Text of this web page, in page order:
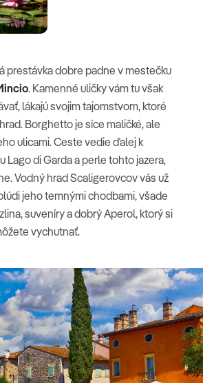
prestávka dobre padne v mestečku
. Kamenné uličky vám tu však
lákajú svojim tajomstvom, ktoré
Borghetto je síce maličké, ale
ulicami. Ceste vedie ďalej k
Lago di Garda a perle tohto jazera,
Vodný hrad Scaligerovcov vás už
jeho temnými chodbami, všade
suveníry a dobrý Aperol, ktorý si
vychutnať.